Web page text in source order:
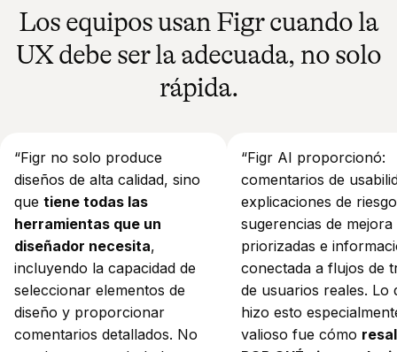
Los equipos usan Figr cuando la
UX debe ser la adecuada, no solo
rápida.
“Figr no solo produce
diseños de alta calidad, sino
que tiene todas las
herramientas que un
diseñador necesita,
incluyendo la capacidad de
seleccionar elementos de
diseño y proporcionar
comentarios detallados. No
“Figr AI proporcionó:
comentarios de
explicaciones de
sugerencias de mejora
priorizadas e
conectada a flujos de
de usuarios reales. Lo
hizo esto
valioso fue cómo